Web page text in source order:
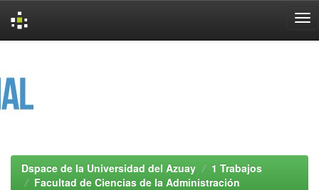
Dspace de la Universidad del Azuay
1 Trabajos
Facultad de Ciencias de la Administración